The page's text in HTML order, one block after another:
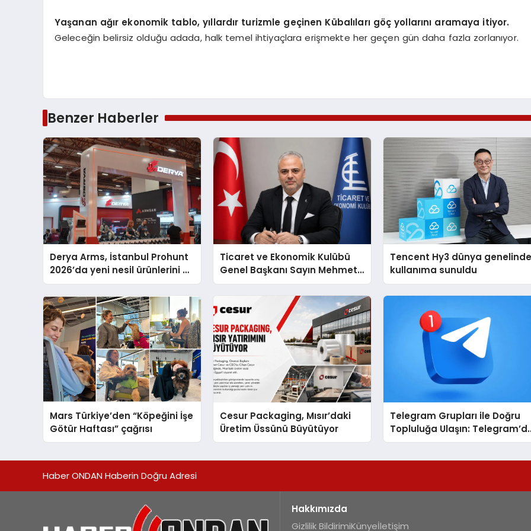
Yaşanan ağır ekonomik tablo, yıllardır turizmle geçinen Kübalıları göç yollarını aramaya itiyor.
Geleceğin belirsiz olduğu adada, halk temel ihtiyaçlara erişmekte her geçen gün daha fazla zorlanıyor.
Benzer Haberler
Derya Arms, İstanbul Prohunt
2026’da yeni nesil ürünlerini ve
global marka vizyonunu
sergiledi
Ticaret ve Ekonomik Kulübü
Genel Başkanı Sayın Mehmet
Ulutaş, ekonomiye dair yaptığı
açıklamada şunları kaydetti:
Tencent Hy3 dünya
kullanıma sunuldu
Mars Türkiye’den “Köpeğini İşe
Götür Haftası” çağrısı
Cesur Packaging, Mısır’daki
Üretim Üssünü Büyütüyor
Telegram Grupları ile Doğru
Topluluğa Ulaşın:
Aradığınız Topluluğa Daha
Haber ONDAN Haberin Doğru Adresi
Hakkımızda
Gizlilik BildirimiKünyeİletişim